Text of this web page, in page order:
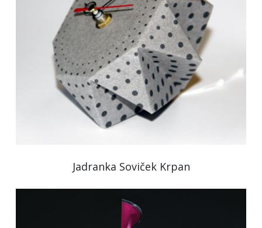
Jadranka Soviček Krpan